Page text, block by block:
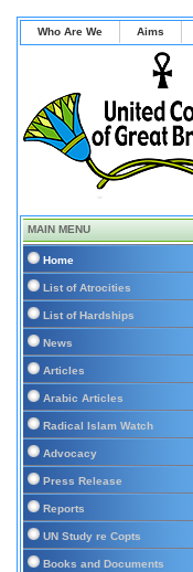
Who Are We Aims
MAIN MENU
Home
List of Atrocities
List of Hardships
News
Articles
Arabic Articles
Radical Islam Watch
Advocacy
Press Release
Reports
UN Study re Copts
Books and Documents